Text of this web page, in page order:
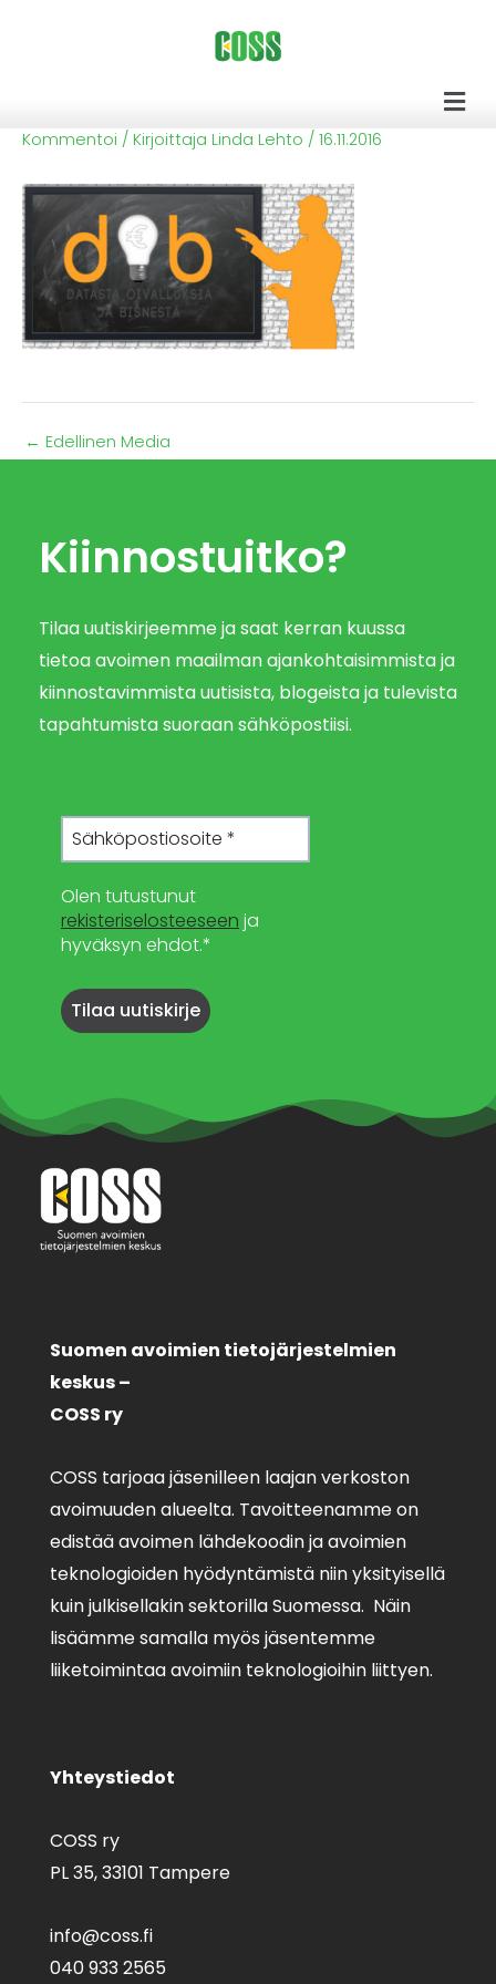
Kommentoi / Kirjoittaja Linda Lehto / 16.11.2016
← Edellinen Media
Kiinnostuitko?
Tilaa uutiskirjeemme ja saat kerran kuussa
tietoa avoimen maailman ajankohtaisimmista ja
kiinnostavimmista uutisista, blogeista ja tulevista
tapahtumista suoraan sähköpostiisi.
Olen tutustunut
rekisteriselosteeseen ja
hyväksyn ehdot.*
Suomen avoimien tietojärjestelmien
keskus –
COSS ry
COSS tarjoaa jäsenilleen laajan verkoston
avoimuuden alueelta. Tavoitteenamme on
edistää avoimen lähdekoodin ja avoimien
teknologioiden hyödyntämistä niin yksityisellä
kuin julkisellakin sektorilla Suomessa. Näin
lisäämme samalla myös jäsentemme
liiketoimintaa avoimiin teknologioihin liittyen.
Yhteystiedot
COSS ry
PL 35,33101 Tampere
info@coss.fi
040 933 2565